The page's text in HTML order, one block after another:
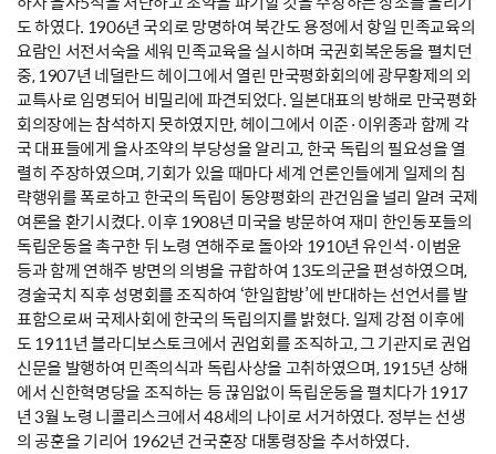
도 하였다. 1906년 국외로 망명하여 북간도 용정에서 항일 민족교육의
요람인 서전서숙을 세워 민족교육을 실시하며 국권회복운동을 펼치던
중, 1907년 네덜란드 헤이그에서 열린 만국평화회의에 광무황제의 외
교특사로 임명되어 비밀리에 파견되었다. 일본대표의 방해로 만국평화
회의장에는 참석하지 못하였지만, 헤이그에서 이준·이위종과 함께 각
국 대표들에게 을사조약의 부당성을 알리고, 한국 독립의 필요성을 열
렬히 주장하였으며, 기회가 있을 때마다 세계 언론인들에게 일제의 침
략행위를 폭로하고 한국의 독립이 동양평화의 관건임을 널리 알려 국제
여론을 환기시켰다. 이후 1908년 미국을 방문하여 재미 한인동포들의
독립운동을 촉구한 뒤 노령 연해주로 돌아와 1910년 유인석·이범윤
등과 함께 연해주 방면의 의병을 규합하여 13도의군을 편성하였으며,
경술국치 직후 성명회를 조직하여 ‘한일합방’에 반대하는 선언서를 발
표함으로써 국제사회에 한국의 독립의지를 밝혔다. 일제 강점 이후에
도 1911년 블라디보스토크에서 권업회를 조직하고, 그 기관지로 권업
신문을 발행하여 민족의식과 독립사상을 고취하였으며, 1915년 상해
에서 신한혁명당을 조직하는 등 끊임없이 독립운동을 펼치다가 1917
년 3월 노령 니콜리스크에서 48세의 나이로 서거하였다. 정부는 선생
의 공훈을 기리어 1962년 건국훈장 대통령장을 추서하였다.